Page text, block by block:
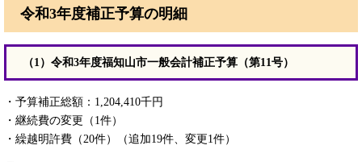
令和3年度補正予算の明細
（1）令和3年度福知山市一般会計補正予算（第11号）
・予算補正総額：1,204,410千円
・継続費の変更（1件）
・繰越明許費（20件）（追加19件、変更1件）